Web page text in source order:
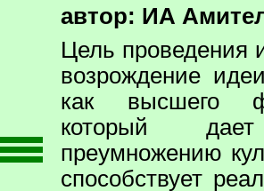
автор: ИА
Цель проведения
возрождение
как высшего
который
преумножению
способствует